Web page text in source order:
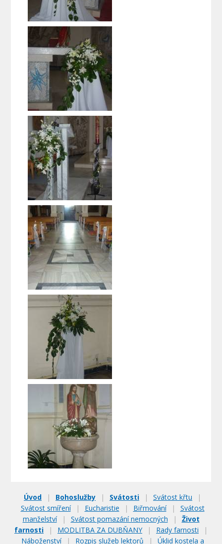
Úvod | Bohoslužby | Svátosti | Svátost křtu
|
Svátost smíření
| Eucharistie | Biřmování |
Svátost
manželství
| Svátost pomazání nemocných |
Život
farnosti
| MODLITBA ZA DUBŇANY | Rady farnosti
|
Náboženství
| Rozpis služeb lektorů | Úklid kostela a